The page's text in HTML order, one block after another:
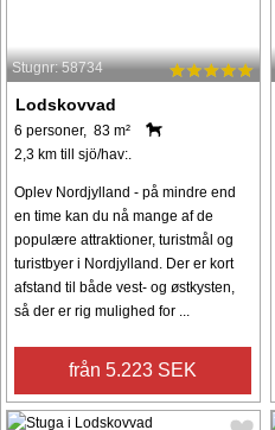
Stugnr: 58734
Lodskovvad
6 personer, 83 m²
2,3 km till sjö/hav:.
Oplev Nordjylland - på mindre end
en time kan du nå mange af de
populære attraktioner, turistmål og
turistbyer i Nordjylland. Der er kort
afstand til både vest- og østkysten,
så der er rig mulighed for ...
från 5.223 SEK